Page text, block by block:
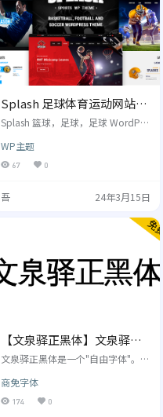
高网站的速度，那么您来对地方
了。Vozzy 在幕后进行了…
Splash 足球体育运动网站模
板WordPress主题
Splash 篮球，足球，足球 WordPre
队，足球，足球队，橄榄球等体育
新闻和其他体育组织设计和建造
的。 这个健壮，强大和灵活的运动
深刻的专业风格呈现您的俱乐部，
WP主题
67 0
吾 24年3月15日
【文泉驿正黑体】文泉驿开
源矢量中文字体
文泉驿正黑体是一个"自由字体"。该
体中文所需要的汉字（最新版本包
含超过27842个汉字，完整覆盖GB2
312/Big5/GBK以及GB18030标准
商免字体
174 0